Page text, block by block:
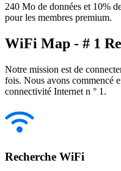
240 Mo de données et 10%
pour les membres premium.
WiFi Map - # 1
Notre mission est de
fois. Nous avons commencé
connectivité Internet n ° 1.
Recherche WiFi